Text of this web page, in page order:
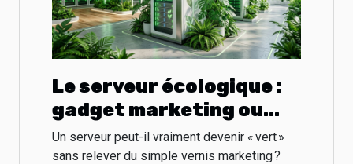
Le serveur écologique :
gadget marketing ou
vraie révolution ?
Un serveur peut-il vraiment devenir « vert »
sans relever du simple vernis marketing ?